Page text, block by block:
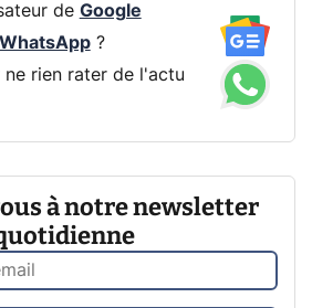
de Google
WhatsApp?
ne rien rater de l'actu
à notre newsletter